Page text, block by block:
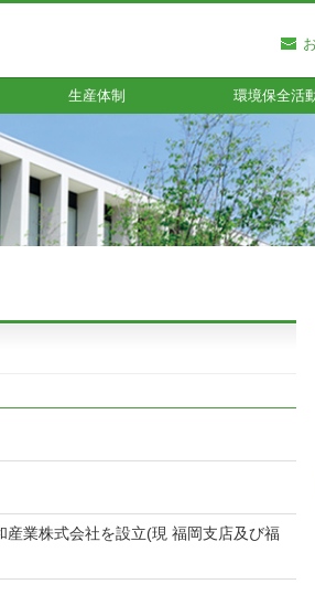
生産体制 環境保全活
業株式会社を設立(現 福岡支店及び福